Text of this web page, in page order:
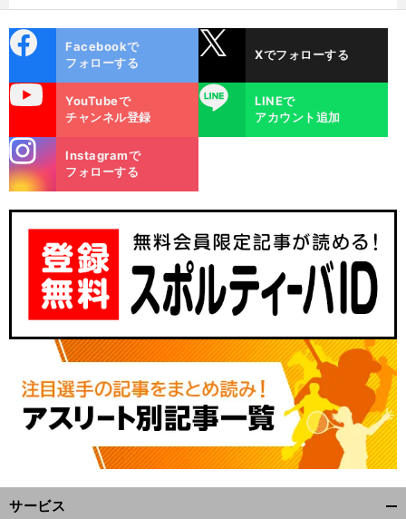
SNS
前
へ
ok
Facebookで
フォローする
Xでフォローする
YouTubeで
チャンネル登録
LINE
LINEで
アカウント追加
m
Instagramで
フォローする
サービス